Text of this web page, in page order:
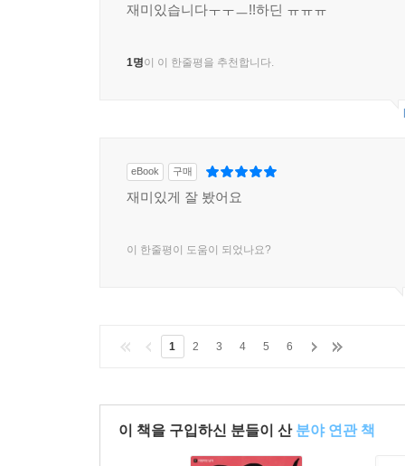
재미있습니다ㅜㅜㅡ!!하딘 ㅠㅠㅠ
1명이 이 한줄평을 추천합니다.
eBook 구매
재미있게 잘 봤어요
이 한줄평이 도움이 되었나요?
1 2 3 4 5 6
이 책을 구입하신 분들이 산 분야 연관 책